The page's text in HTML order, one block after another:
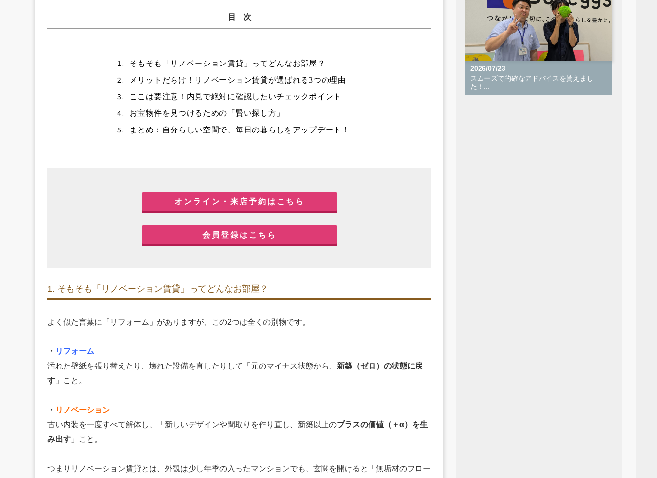
目 次
1. そもそも「リノベーション賃貸」ってどんなお部屋？
2. メリットだらけ！リノベーション賃貸が選ばれる3つの理由
3. ここは要注意！内見で絶対に確認したいチェックポイント
4. お宝物件を見つけるための「賢い探し方」
5. まとめ：自分らしい空間で、毎日の暮らしをアップデート！
オンライン・来店予約はこちら
会員登録はこちら
1. そもそも「リノベーション賃貸」ってどんなお部屋？
よく似た言葉に「リフォーム」がありますが、この2つは全くの別物です。
・ リフォーム
汚れた壁紙を張り替えたり、壊れた設備を直したりして「元のマイナス状態から、 新築（ゼロ）の状態に戻
す 」こと。
・ リノベーション
古い内装を一度すべて解体し、「新しいデザインや間取りを作り直し、新築以上のプラスの価値（＋α）を生
み出す 」こと。
つまりリノベーション賃貸とは、外観は少し年季の入ったマンションでも、玄関を開けると「無垢材のフロー
2026/07/23
スムーズで的確なアドバイスを貰えまし
た！...